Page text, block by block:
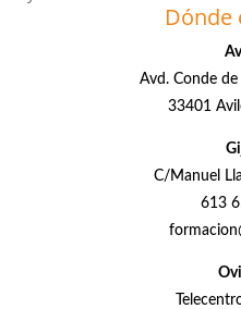
Dónde
Avd. Conde
33401
C/Manuel
613